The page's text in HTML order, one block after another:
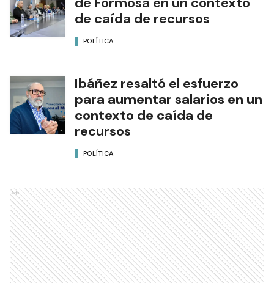
de caída de recursos
POLÍTICA
Ibáñez resaltó el esfuerzo
para aumentar salarios en un
contexto de caída de
recursos
POLÍTICA
Ads